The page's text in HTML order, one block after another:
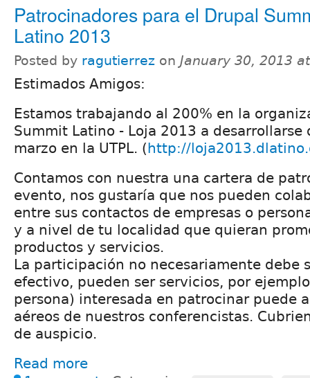
Patrocinadores para el Drupal
Latino 2013
Posted by ragutierrez on January 30, 2013
Estimados Amigos:
Estamos trabajando al 200% en la
Summit Latino - Loja 2013 a desarrollarse
marzo en la UTPL. (http://
Contamos con nuestra una cartera de
evento, nos gustaría que nos pueden
entre sus contactos de empresas o
y a nivel de tu localidad que quieran
productos y servicios.
La participación no necesariamente debe
efectivo, pueden ser servicios, por
persona) interesada en patrocinar puede
aéreos de nuestros conferencistas.
de auspicio.
Read more